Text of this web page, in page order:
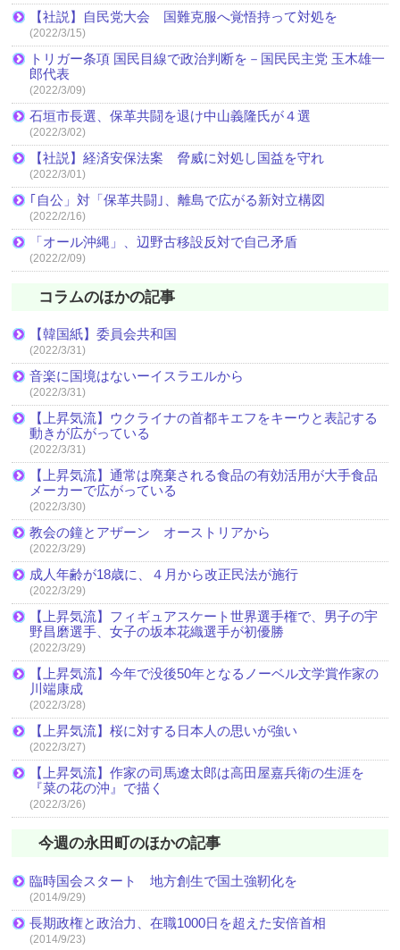
【社説】自民党大会 国難克服へ覚悟持って対処を
(2022/3/15)
トリガー条項 国民目線で政治判断を－国民民主党 玉木雄一
郎代表
(2022/3/09)
石垣市長選、保革共闘を退け中山義隆氏が４選
(2022/3/02)
【社説】経済安保法案 脅威に対処し国益を守れ
(2022/3/01)
｢自公」対「保革共闘｣、離島で広がる新対立構図
(2022/2/16)
「オール沖縄」、辺野古移設反対で自己矛盾
(2022/2/09)
コラムのほかの記事
【韓国紙】委員会共和国
(2022/3/31)
音楽に国境はないーイスラエルから
(2022/3/31)
【上昇気流】ウクライナの首都キエフをキーウと表記する
動きが広がっている
(2022/3/31)
【上昇気流】通常は廃棄される食品の有効活用が大手食品
メーカーで広がっている
(2022/3/30)
教会の鐘とアザーン オーストリアから
(2022/3/29)
成人年齢が18歳に、４月から改正民法が施行
(2022/3/29)
【上昇気流】フィギュアスケート世界選手権で、男子の宇
野昌磨選手、女子の坂本花織選手が初優勝
(2022/3/29)
【上昇気流】今年で没後50年となるノーベル文学賞作家の
川端康成
(2022/3/28)
【上昇気流】桜に対する日本人の思いが強い
(2022/3/27)
【上昇気流】作家の司馬遼太郎は高田屋嘉兵衛の生涯を
『菜の花の沖』で描く
(2022/3/26)
今週の永田町のほかの記事
臨時国会スタート 地方創生で国土強靭化を
(2014/9/29)
長期政権と政治力、在職1000日を超えた安倍首相
(2014/9/23)